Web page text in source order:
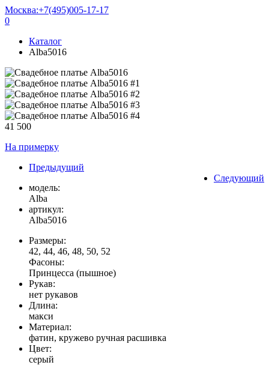
Москва:+7(495)005-17-17
0
Каталог
Alba5016
41 500
На примерку
Предыдущий
Следующий
модель:
Alba
артикул:
Alba5016
Размеры:
42, 44, 46, 48, 50, 52
Фасоны:
Принцесса (пышное)
Рукав:
нет рукавов
Длина:
макси
Материал:
фатин, кружево ручная расшивка
Цвет:
серый